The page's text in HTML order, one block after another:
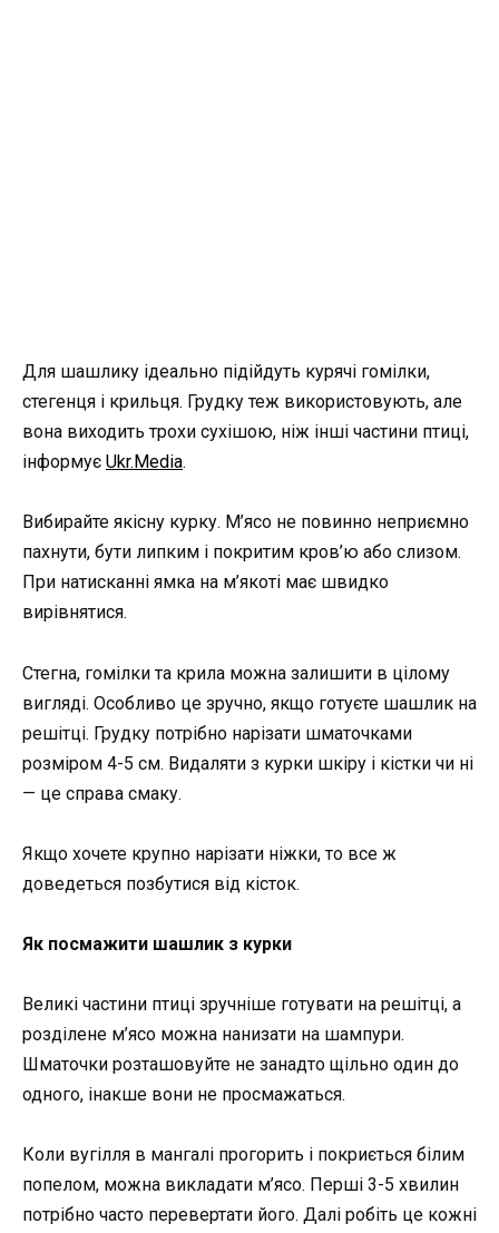
Для шашлику ідеально підійдуть курячі гомілки,
стегенця і крильця. Грудку теж використовують, але
вона виходить трохи сухішою, ніж інші частини птиці,
інформує Ukr.Media.
Вибирайте якісну курку. М’ясо не повинно неприємно
пахнути, бути липким і покритим кров’ю або слизом.
При натисканні ямка на м’якоті має швидко
вирівнятися.
Стегна, гомілки та крила можна залишити в цілому
вигляді. Особливо це зручно, якщо готуєте шашлик на
решітці. Грудку потрібно нарізати шматочками
розміром 4-5 см. Видаляти з курки шкіру і кістки чи ні
— це справа смаку.
Якщо хочете крупно нарізати ніжки, то все ж
доведеться позбутися від кісток.
Як посмажити шашлик з курки
Великі частини птиці зручніше готувати на решітці, а
розділене м’ясо можна нанизати на шампури.
Шматочки розташовуйте не занадто щільно один до
одного, інакше вони не просмажаться.
Коли вугілля в мангалі прогорить і покриється білим
попелом, можна викладати м’ясо. Перші 3-5 хвилин
потрібно часто перевертати його. Далі робіть це кожні